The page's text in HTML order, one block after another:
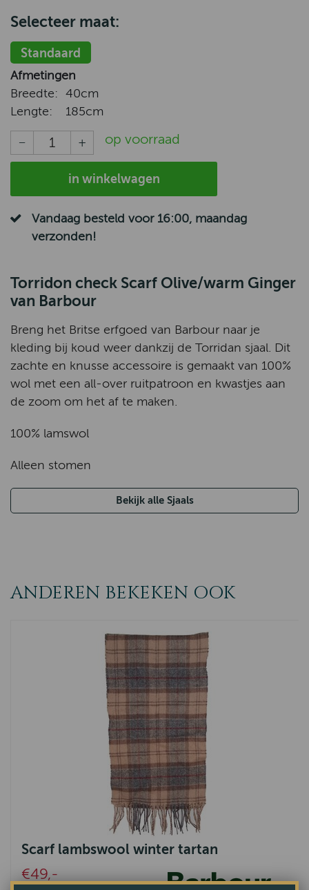
Selecteer maat:
Standaard
Afmetingen
Breedte: 40cm
Lengte:
185cm
op voorraad
in winkelwagen
Vandaag besteld voor 16:00, maandag
verzonden!
Torridon check Scarf Olive/warm Ginger
van Barbour
Breng het Britse erfgoed van Barbour naar je
kleding bij koud weer dankzij de Torridan sjaal. Dit
zachte en knusse accessoire is gemaakt van 100%
wol met een all-over ruitpatroon en kwastjes aan
de zoom om het af te maken.
100% lamswol
Alleen stomen
Bekijk alle Sjaals
ANDEREN BEKEKEN OOK
Scarf lambswool winter tartan
€49,-